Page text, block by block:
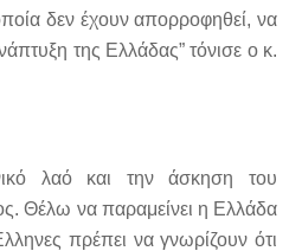
δεν έχουν απορροφηθεί, να
της Ελλάδας” τόνισε ο κ.
λαό και την άσκηση του
Θέλω να παραμείνει η Ελλάδα
πρέπει να γνωρίζουν ότι